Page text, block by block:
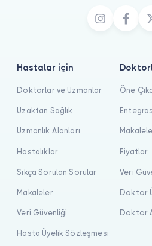
Hastalar için
Doktorlar ve Uzmanlar
Uzaktan Sağlık
Uzmanlık Alanları
Hastalıklar
Sıkça Sorulan Sorular
Makaleler
Veri Güvenliği
Hasta Üyelik Sözleşmesi
Öne
Fiyatlar
Veri
Doktor
Doktor